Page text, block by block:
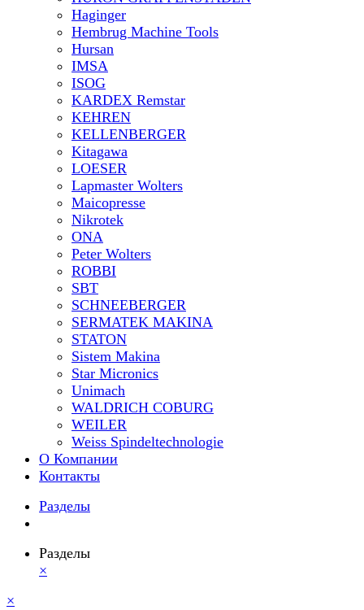
Haginger
Hembrug Machine Tools
Hursan
IMSA
ISOG
KARDEX Remstar
KEHREN
KELLENBERGER
Kitagawa
LOESER
Lapmaster Wolters
Maicopresse
Nikrotek
ONA
Peter Wolters
ROBBI
SBT
SCHNEEBERGER
SERMATEK MAKINA
STATON
Sistem Makina
Star Micronics
Unimach
WALDRICH COBURG
WEILER
Weiss Spindeltechnologie
О Компании
Контакты
Разделы
Разделы
×
×